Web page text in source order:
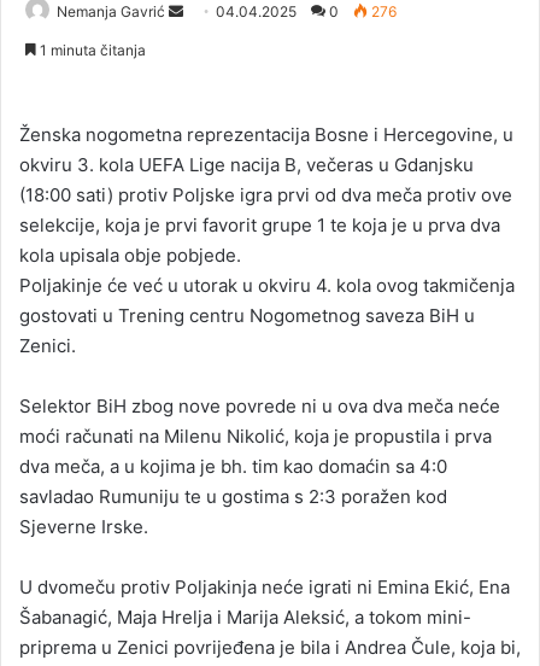
Nemanja Gavrić
a
n
m
04.04.2025 0 276
1 minuta čitanja
Ženska nogometna reprezentacija Bosne i Hercegovine, u
okviru 3. kola UEFA Lige nacija B, večeras u Gdanjsku
(18:00 sati) protiv Poljske igra prvi od dva meča protiv ove
selekcije, koja je prvi favorit grupe 1 te koja je u prva dva
kola upisala obje pobjede.
Poljakinje će već u utorak u okviru 4. kola ovog takmičenja
gostovati u Trening centru Nogometnog saveza BiH u
Zenici.
Selektor BiH zbog nove povrede ni u ova dva meča neće
moći računati na Milenu Nikolić, koja je propustila i prva
dva meča, a u kojima je bh. tim kao domaćin sa 4:0
savladao Rumuniju te u gostima s 2:3 poražen kod
Sjeverne Irske.
U dvomeču protiv Poljakinja neće igrati ni Emina Ekić, Ena
Šabanagić, Maja Hrelja i Marija Aleksić, a tokom mini-
priprema u Zenici povrijeđena je bila i Andrea Čule, koja bi,